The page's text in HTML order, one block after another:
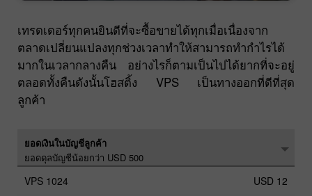
เทรดเดอร์ทุกคนยินดีที่จะซื้อขายได้ทุกเมื่อเนื่องจาก
ตลาดเปลี่ยนแปลงทุกช่วงเวลาทำให้สามารถทำกำไรได้
มากในเวลากลางคืน อย่างไรก็ตามเป็นไปได้ยากที่จะอยู่
ตลอดทั้งคืนดังนั้นโฮสติ้ง VPS เป็นทางออกที่ดีที่สุด
ลูกค้า
ยอดเงินในบัญชีลูกค้า
ยอดดุลบัญชีน้อยกว่า USD 500
USD 12